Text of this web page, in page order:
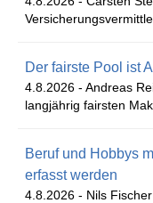
Der fairste Pool ist
4.8.2026 - Andreas
langjährig fairsten
Beruf und Hobbys
erfasst werden
4.8.2026 - Nils